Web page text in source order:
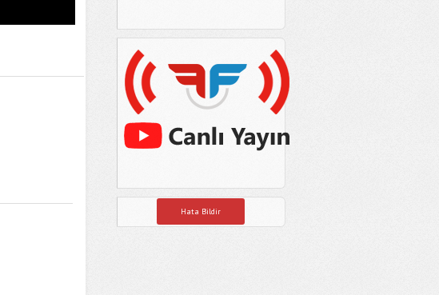
Hata Bildir